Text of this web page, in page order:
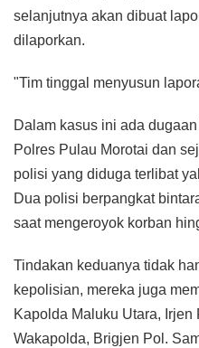
selanjutnya akan dibuat
dilaporkan.
"Tim tinggal menyusun
Dalam kasus ini ada
Polres Pulau Morotai dan
polisi yang diduga terlibat
Dua polisi berpangkat
saat mengeroyok korban
Tindakan keduanya tidak
kepolisian, mereka juga
Kapolda Maluku Utara,
Wakapolda, Brigjen Pol.